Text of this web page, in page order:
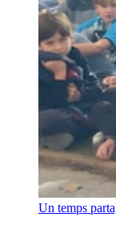
Un temps